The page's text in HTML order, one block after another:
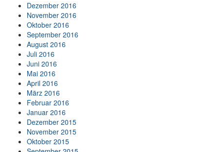
Dezember 2016
November 2016
Oktober 2016
September 2016
August 2016
Juli 2016
Juni 2016
Mai 2016
April 2016
März 2016
Februar 2016
Januar 2016
Dezember 2015
November 2015
Oktober 2015